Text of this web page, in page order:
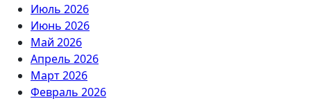
Июль 2026
Июнь 2026
Май 2026
Апрель 2026
Март 2026
Февраль 2026